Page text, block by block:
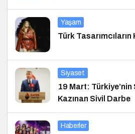
Yaşam
Türk Tasarımcıların
Siyaset
19 Mart: Türkiye’nin
Kazınan Sivil Darbe
Haberler